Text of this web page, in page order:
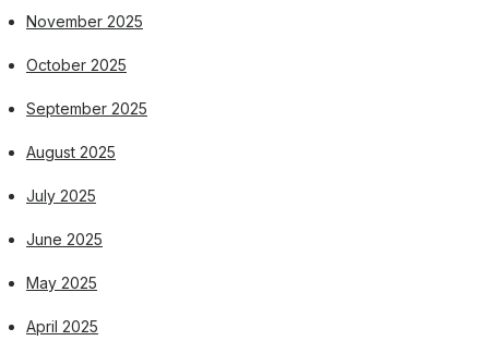
November 2025
October 2025
September 2025
August 2025
July 2025
June 2025
May 2025
April 2025